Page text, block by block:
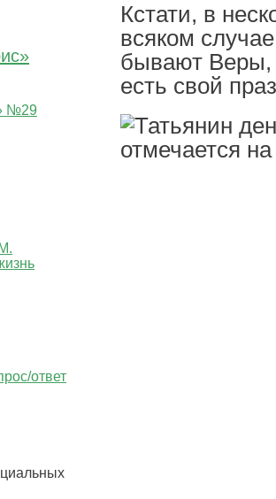
№29
ответ
Кстати, в
всяком
бывают
есть свой